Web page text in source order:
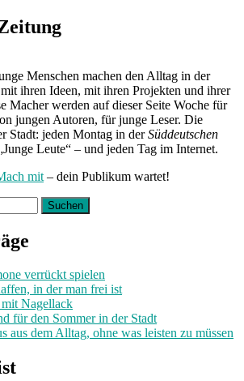
Menschen machen den Alltag in der
ihren Ideen, mit ihren Projekten und ihrer
Macher werden auf dieser Seite Woche für
jungen Autoren, für junge Leser. Die
Stadt: jeden Montag in derSüddeutschen
Leute“ – und jeden Tag im Internet.
mit – dein Publikum wartet!
verrückt spielen
in der man frei ist
Nagellack
für den Sommer in der Stadt
aus dem Alltag, ohne was leisten zu müssen